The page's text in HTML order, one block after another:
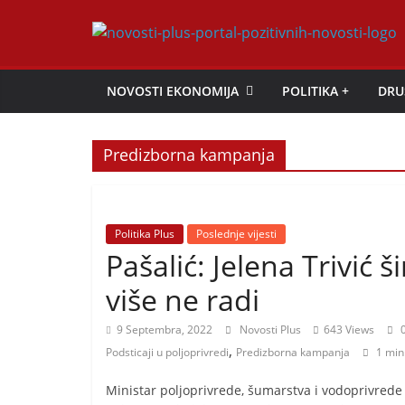
Novosti
Plus
NOVOSTI EKONOMIJA POLITIKA +
Predizborna kampanja
Politika Plus Poslednje vijesti
Pašalić: Jelena Trivić
više ne radi
9 Septembra, 2022 Novosti Plus 643 Views
Podsticaji u poljoprivredi, Predizborna kampanja 1
Ministar poljoprivrede, šumarstva i